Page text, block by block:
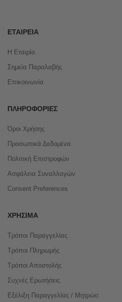
ΕΤΑΙΡΕΊΑ
Η Εταιρία
Σημεία Παραλαβής
Επικοινωνία
ΠΛΗΡΟΦΟΡΊΕΣ
Όροι Χρήσης
Προσωπικά Δεδομένα
Πολιτική Επιστροφών
Ασφάλεια Συναλλαγών
Consent Preferences
ΧΡΉΣΙΜΑ
Τρόποι Παραγγελίας
Τρόποι Πληρωμής
Τρόποι Αποστολής
Συχνές Ερωτήσεις
Εξέλιξη Παραγγελίας / Μητρώο